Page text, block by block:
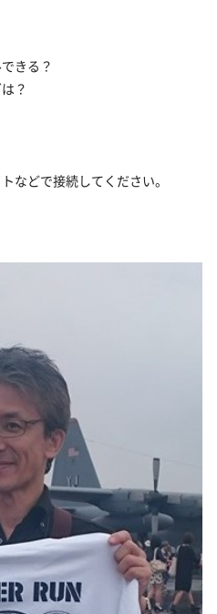
きる？
？
などで接続してください。